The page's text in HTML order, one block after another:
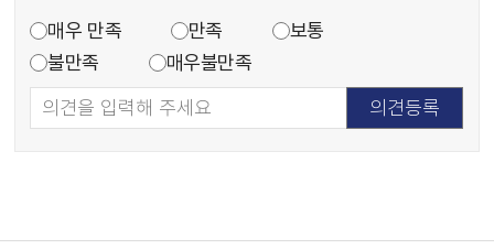
매우 만족
만족
보통
불만족
매우불만족